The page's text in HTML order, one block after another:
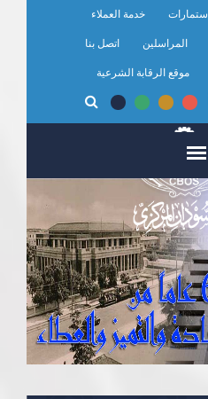
استمارات خدمة العملاء
المراسلين اتصل بنا
موقع الرقابة الشرعية